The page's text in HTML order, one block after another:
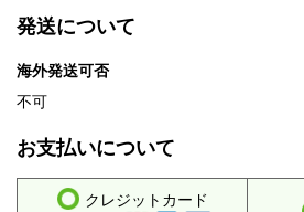
発送について
海外発送可否
不可
お支払いについて
クレジットカード